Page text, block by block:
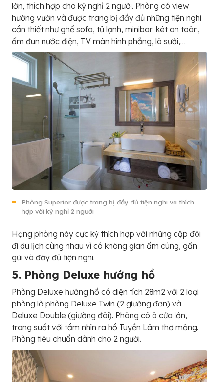
lớn, thích hợp cho kỳ nghỉ 2 người. Phòng có view
hướng vườn và được trang bị đầy đủ những tiện nghi
cần thiết như ghế sofa, tủ lạnh, minibar, két an toàn,
ấm đun nước điện, TV màn hình phẳng, lò sưởi,…
Phòng Superior được trang bị đầy đủ tiện nghi và thích
hợp với kỳ nghỉ 2 người
Hạng phòng này cực kỳ thích hợp với những cặp đôi
đi du lịch cùng nhau vì có không gian ấm cúng, gần
gũi và đầy đủ tiện nghi.
5. Phòng Deluxe hướng hồ
Phòng Deluxe hướng hồ có diện tích 28m2 với 2 loại
phòng là phòng Deluxe Twin (2 giường đơn) và
Deluxe Double (giường đôi). Phòng có ô cửa lớn,
trong suốt với tầm nhìn ra hồ Tuyền Lâm thơ mộng.
Phòng tiêu chuẩn dành cho 2 người.